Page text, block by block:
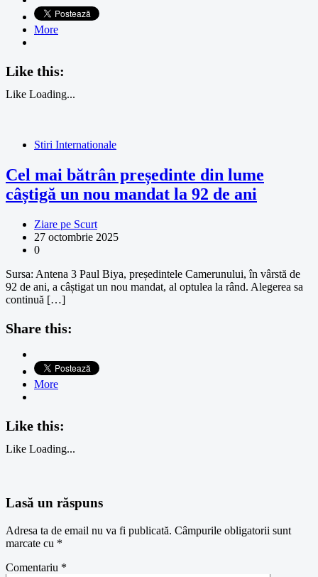
More
Like this:
Like Loading...
Stiri Internationale
Cel mai bătrân președinte din lume
câștigă un nou mandat la 92 de ani
Ziare pe Scurt
27 octombrie 2025
0
Sursa: Antena 3 Paul Biya, președintele Camerunului, în vârstă de
92 de ani, a câștigat un nou mandat, al optulea la rând. Alegerea sa
continuă […]
Share this:
More
Like this:
Like Loading...
Lasă un răspuns
Adresa ta de email nu va fi publicată. Câmpurile obligatorii sunt
marcate cu *
Comentariu *